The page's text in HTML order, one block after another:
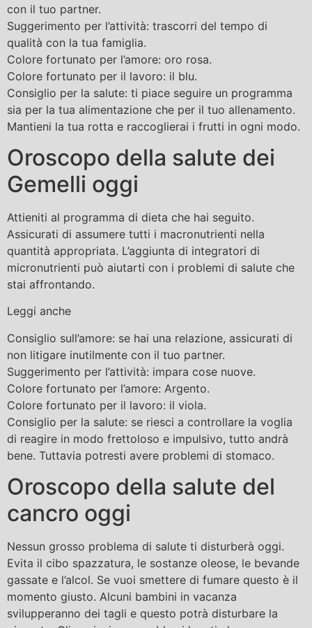
con il tuo partner.
Suggerimento per l’attività: trascorri del tempo di
qualità con la tua famiglia.
Colore fortunato per l’amore: oro rosa.
Colore fortunato per il lavoro: il blu.
Consiglio per la salute: ti piace seguire un programma
sia per la tua alimentazione che per il tuo allenamento.
Mantieni la tua rotta e raccoglierai i frutti in ogni modo.
Oroscopo della salute dei
Gemelli oggi
Attieniti al programma di dieta che hai seguito.
Assicurati di assumere tutti i macronutrienti nella
quantità appropriata. L’aggiunta di integratori di
micronutrienti può aiutarti con i problemi di salute che
stai affrontando.
Leggi anche
Consiglio sull’amore: se hai una relazione, assicurati di
non litigare inutilmente con il tuo partner.
Suggerimento per l’attività: impara cose nuove.
Colore fortunato per l’amore: Argento.
Colore fortunato per il lavoro: il viola.
Consiglio per la salute: se riesci a controllare la voglia
di reagire in modo frettoloso e impulsivo, tutto andrà
bene. Tuttavia potresti avere problemi di stomaco.
Oroscopo della salute del
cancro oggi
Nessun grosso problema di salute ti disturberà oggi.
Evita il cibo spazzatura, le sostanze oleose, le bevande
gassate e l’alcol. Se vuoi smettere di fumare questo è il
momento giusto. Alcuni bambini in vacanza
svilupperanno dei tagli e questo potrà disturbare la